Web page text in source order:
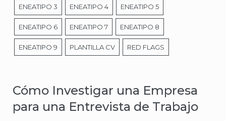
ENEATIPO 3 ENEATIPO 4 ENEATIPO 5
ENEATIPO 6 ENEATIPO 7 ENEATIPO 8
ENEATIPO 9 PLANTILLA CV RED FLAGS
Cómo Investigar una Empresa
para una Entrevista de Trabajo